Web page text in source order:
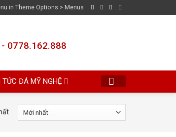
in Theme Options > Menus
0778.162.888
TỨC ĐÁ MỸ NGHỆ